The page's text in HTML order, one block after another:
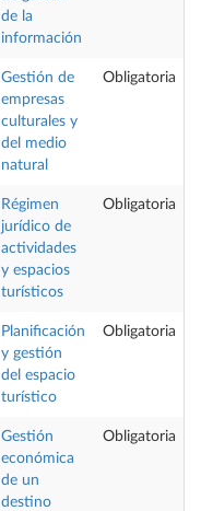
de la
información
Gestión de
empresas
culturales y
del medio
natural
Obligatoria
Régimen
jurídico de
actividades
y espacios
turísticos
Obligatoria
Planificación
y gestión
del espacio
turístico
Obligatoria
Gestión
económica
de un
destino
Obligatoria